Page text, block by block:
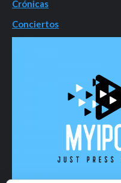
Crónicas
Conciertos